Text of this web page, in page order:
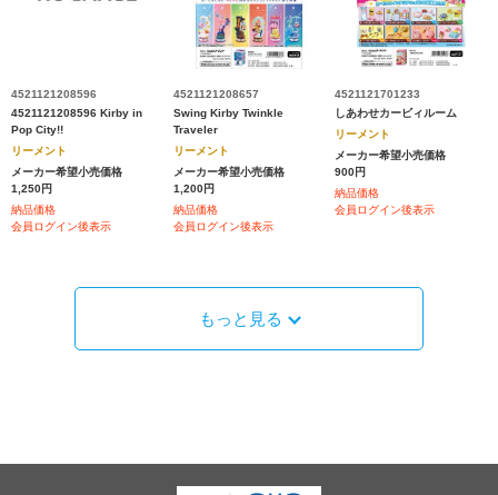
4521121208596
4521121208596 Kirby in
Pop City!!
リーメント
メーカー希望小売価格
1,250円
納品価格
会員ログイン後表示
4521121208657
Swing Kirby Twinkle
Traveler
リーメント
メーカー希望小売価格
1,200円
納品価格
会員ログイン後表示
4521121701233
しあわせカービィルーム
リーメント
メーカー希望小売価格
900円
納品価格
会員ログイン後表示
もっと見る